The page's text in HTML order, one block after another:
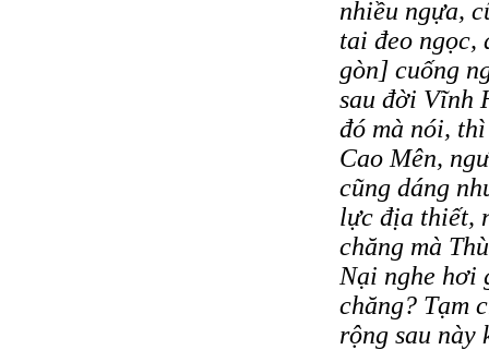
nhiều ngựa,
tai đeo ngọc,
gòn] cuống
sau đời Vĩnh
đó mà nói,
Cao Mên,
cũng dáng
lực địa thiết,
chăng mà
Nại nghe hơi
chăng? Tạm
rộng sau này